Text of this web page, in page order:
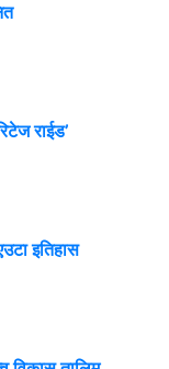
राईड’
इतिहास